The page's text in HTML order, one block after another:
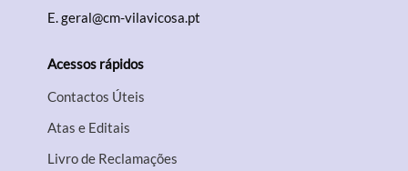
E.geral@cm-vilavicosa.pt
Acessos rápidos
Contactos Úteis
Atas e Editais
Livro de Reclamações